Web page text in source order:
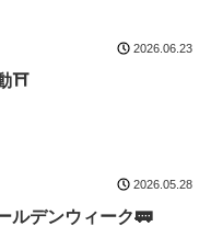
2026.06.23
⛩️
2026.05.28
デンウィーク🚃